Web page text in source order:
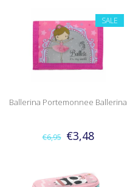
SALE
Ballerina Portemonnee Ballerina
€6,95 €3,48